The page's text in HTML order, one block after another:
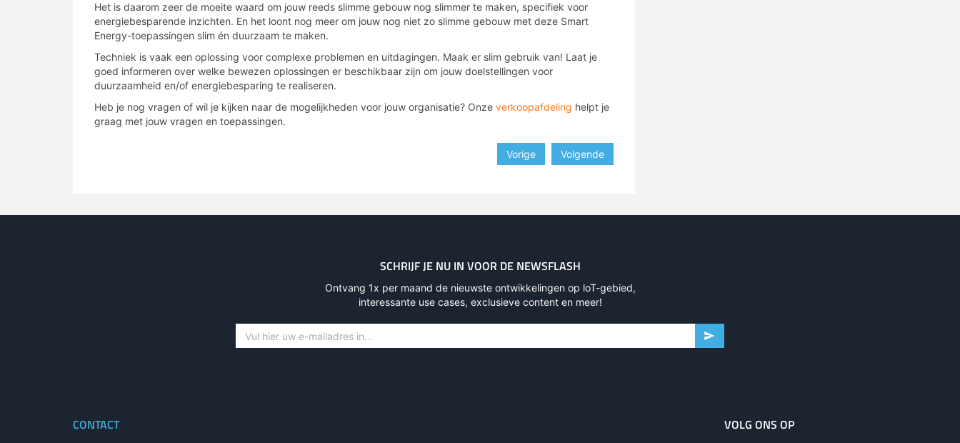
Het is daarom zeer de moeite waard om jouw reeds slimme gebouw nog slimmer te maken, specifiek voor
energiebesparende inzichten. En het loont nog meer om jouw nog niet zo slimme gebouw met deze Smart
Energy-toepassingen slim én duurzaam te maken.
Techniek is vaak een oplossing voor complexe problemen en uitdagingen. Maak er slim gebruik van! Laat je
goed informeren over welke bewezen oplossingen er beschikbaar zijn om jouw doelstellingen voor
duurzaamheid en/of energiebesparing te realiseren.
Heb je nog vragen of wil je kijken naar de mogelijkheden voor jouw organisatie? Onze verkoopafdeling helpt je
graag met jouw vragen en toepassingen.
Vorige Volgende
SCHRIJF JE NU IN VOOR DE NEWSFLASH
Ontvang 1x per maand de nieuwste ontwikkelingen op loT-gebied,
interessante use cases, exclusieve content en meer!
CONTACT VOLG ONS OP